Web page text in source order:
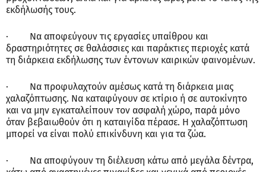
εκδήλωσής τους.
· Να αποφεύγουν τις εργασίες υπαίθρου και
δραστηριότητες σε θαλάσσιες και παράκτιες περιοχές κατά
τη διάρκεια εκδήλωσης των έντονων καιρικών φαινομένων.
· Να προφυλαχτούν αμέσως κατά τη διάρκεια μιας
χαλαζόπτωσης. Να καταφύγουν σε κτίριο ή σε αυτοκίνητο
και να μην εγκαταλείπουν τον ασφαλή χώρο, παρά μόνο
όταν βεβαιωθούν ότι η καταιγίδα πέρασε. Η χαλαζόπτωση
μπορεί να είναι πολύ επικίνδυνη και για τα ζώα.
· Να αποφύγουν τη διέλευση κάτω από μεγάλα δέντρα,